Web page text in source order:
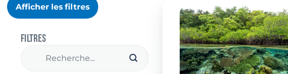
Afficher les filtres
Filtres